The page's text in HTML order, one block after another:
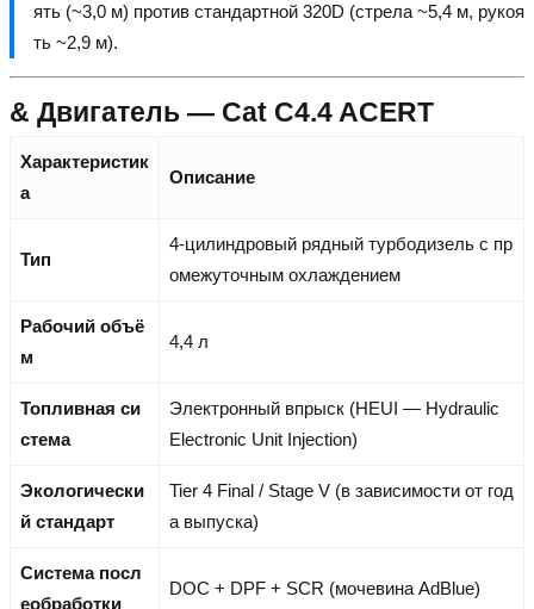
ять (~3,0 м) против стандартной 320D (стрела ~5,4 м, рукоя
ть ~2,9 м).
& Двигатель — Cat C4.4 ACERT
Характеристик
а
Описание
Тип
4-цилиндровый рядный турбодизель с пр
омежуточным охлаждением
Рабочий объё
м
4,4 л
Топливная си
стема
Электронный впрыск (HEUI — Hydraulic
Electronic Unit Injection)
Экологически
й стандарт
Tier 4 Final / Stage V (в зависимости от год
а выпуска)
Система посл
еобработки
DOC + DPF + SCR (мочевина AdBlue)